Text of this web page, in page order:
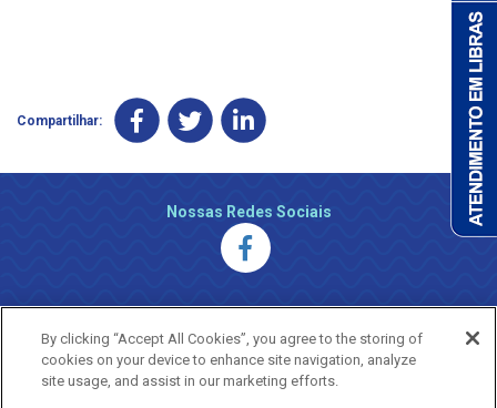
Compartilhar:
Nossas Redes Sociais
By clicking “Accept All Cookies”, you agree to the storing of
cookies on your device to enhance site navigation, analyze
site usage, and assist in our marketing efforts.